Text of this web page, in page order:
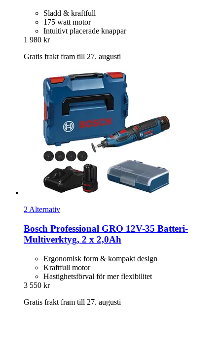
Sladd & kraftfull
175 watt motor
Intuitivt placerade knappar
1 980 kr
Gratis frakt fram till 27. augusti
2 Alternativ
Bosch Professional GRO 12V-​35 Batteri-​
Multiverktyg, 2 x 2,0Ah
Ergonomisk form & kompakt design
Kraftfull motor
Hastighetsförval för mer flexibilitet
3 550 kr
Gratis frakt fram till 27. augusti